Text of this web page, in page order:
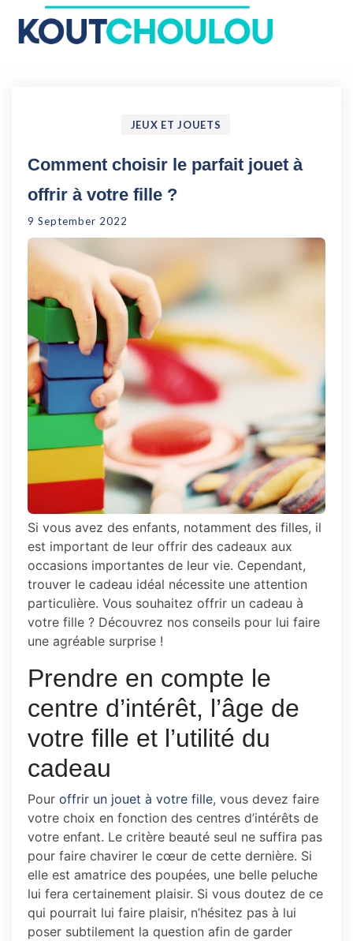
JEUX ET JOUETS
Comment choisir le parfait jouet à
offrir à votre fille ?
9 September 2022
Si vous avez des enfants, notamment des filles, il
est important de leur offrir des cadeaux aux
occasions importantes de leur vie. Cependant,
trouver le cadeau idéal nécessite une attention
particulière. Vous souhaitez offrir un cadeau à
votre fille ? Découvrez nos conseils pour lui faire
une agréable surprise !
Prendre en compte le
centre d’intérêt, l’âge de
votre fille et l’utilité du
cadeau
Pour offrir un jouet à votre fille, vous devez faire
votre choix en fonction des centres d’intérêts de
votre enfant. Le critère beauté seul ne suffira pas
pour faire chavirer le cœur de cette dernière. Si
elle est amatrice des poupées, une belle peluche
lui fera certainement plaisir. Si vous doutez de ce
qui pourrait lui faire plaisir, n’hésitez pas à lui
poser subtilement la question afin de garder